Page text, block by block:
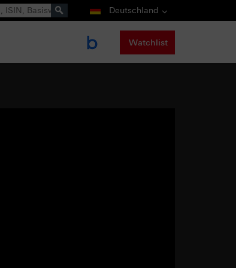
Deutschland
Watchlist